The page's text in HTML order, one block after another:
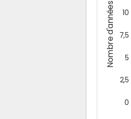
Nombre d'années
0
2,5
5
7,5
10